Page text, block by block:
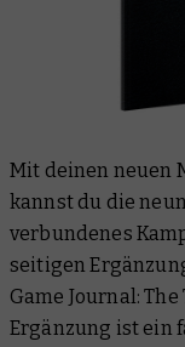
Mit deinen neuen
kannst du die
verbundenes
seitigen
Game Journal:
Ergänzung ist ein